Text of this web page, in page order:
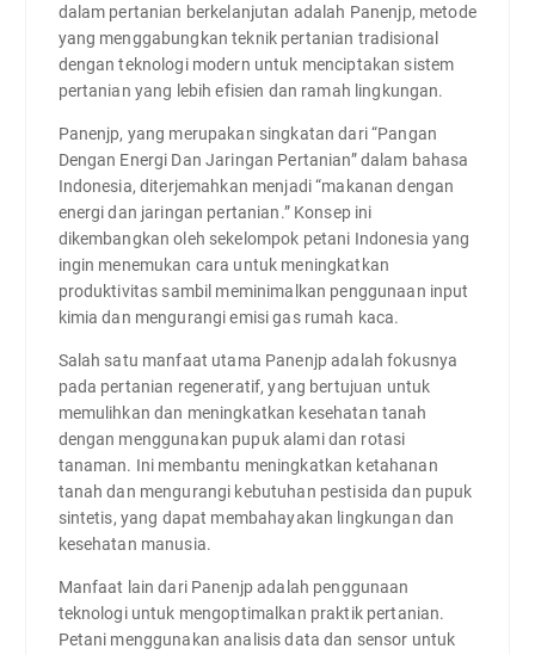
dalam pertanian berkelanjutan adalah Panenjp, metode
yang menggabungkan teknik pertanian tradisional
dengan teknologi modern untuk menciptakan sistem
pertanian yang lebih efisien dan ramah lingkungan.
Panenjp, yang merupakan singkatan dari “Pangan
Dengan Energi Dan Jaringan Pertanian” dalam bahasa
Indonesia, diterjemahkan menjadi “makanan dengan
energi dan jaringan pertanian.” Konsep ini
dikembangkan oleh sekelompok petani Indonesia yang
ingin menemukan cara untuk meningkatkan
produktivitas sambil meminimalkan penggunaan input
kimia dan mengurangi emisi gas rumah kaca.
Salah satu manfaat utama Panenjp adalah fokusnya
pada pertanian regeneratif, yang bertujuan untuk
memulihkan dan meningkatkan kesehatan tanah
dengan menggunakan pupuk alami dan rotasi
tanaman. Ini membantu meningkatkan ketahanan
tanah dan mengurangi kebutuhan pestisida dan pupuk
sintetis, yang dapat membahayakan lingkungan dan
kesehatan manusia.
Manfaat lain dari Panenjp adalah penggunaan
teknologi untuk mengoptimalkan praktik pertanian.
Petani menggunakan analisis data dan sensor untuk